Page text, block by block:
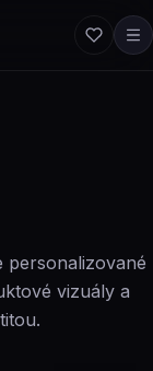
personalizované
vizuály a